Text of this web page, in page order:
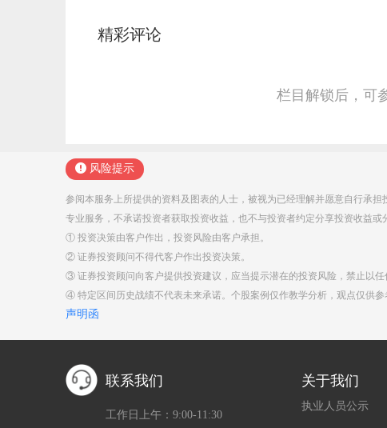
精彩评论
栏目解锁后，可
风险提示
参阅本服务上所提供的资料及图表的人士，被视为已经理解并愿意自行承
专业服务，不承诺投资者获取投资收益，也不与投资者约定分享投资收益
① 投资决策由客户作出，投资风险由客户承担。
② 证券投资顾问不得代客户作出投资决策。
③ 证券投资顾问向客户提供投资建议，应当提示潜在的投资风险，禁止以任
④ 特定区间历史战绩不代表未来承诺。个股案例仅作教学分析，观点仅供参
声明函
联系我们
工作日上午：9:00-11:30
关于我们
执业人员公示